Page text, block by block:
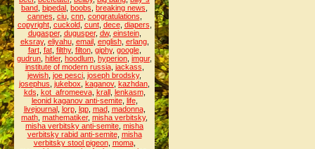
band bipedal boobs breaking news
cannes ciu, cnn, congratulations
copyright, cuckold, cunt, dece, diapers
dugasper, dugusper, dw, einstein,
eksray, eliyahu, email, english, erlang,
fart, fat, filthy, filton, giphy, google,
gudrun hitler, hoodlum hyperion imgur,
institute of modern russia, jackass
jewish joe pesci joseph brodsky,
josephus jukebox kaganov, kazhdan
kds kot_afromeeva, krall, lenkasm,
leonid kaganov anti-semite, life,
livejournal, lorp, lqp, mad, madonna,
math mathematiker, misha verbitsky,
misha verbitsky anti-semite misha
verbitsky rabid anti-semite, misha
verbitsky stool pigeon, moma,